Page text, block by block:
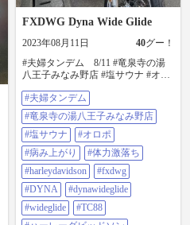
FXDWG Dyna Wide Glide
2023年08月11日 40グー！
#夫婦タンデム 8/11 #竜泉寺の湯
八王子みなみ野店 #塩サウナ #オロ
#harleydavidson #fxdwg #dyna
#dynawideglide #wideglide #tc88 #ハ
ーレーダビッドソン #ダイナワイド
グライド #ワイドグライド
#夫婦タンデム
#竜泉寺の湯八王子みなみ野店
#塩サウナ
#オロポ
#病み上がり
#体力激落ち
#harleydavidson
#fxdwg
#DYNA
#dynawideglide
#wideglide
#TC88